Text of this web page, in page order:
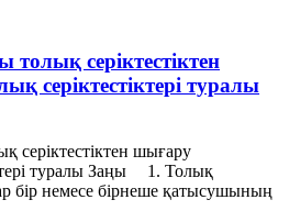
серiктестiктен
туралы
серiктестiктен шығару
туралы Заңы 1. Толық
бiр немесе бiрнеше қатысушының